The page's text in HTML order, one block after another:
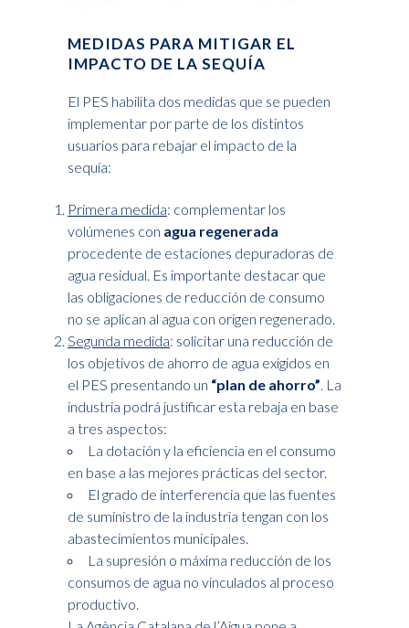
MEDIDAS PARA MITIGAR EL
IMPACTO DE LA SEQUÍA
El PES habilita dos medidas que se pueden
implementar por parte de los distintos
usuarios para rebajar el impacto de la
sequía:
Primera medida: complementar los
volúmenes con agua regenerada
procedente de estaciones depuradoras de
agua residual. Es importante destacar que
las obligaciones de reducción de consumo
no se aplican al agua con origen regenerado.
Segunda medida: solicitar una reducción de
los objetivos de ahorro de agua exigidos en
el PES presentando un “plan de ahorro”. La
industria podrá justificar esta rebaja en base
a tres aspectos:
La dotación y la eficiencia en el consumo
en base a las mejores prácticas del sector.
El grado de interferencia que las fuentes
de suministro de la industria tengan con los
abastecimientos municipales.
La supresión o máxima reducción de los
consumos de agua no vinculados al proceso
productivo.